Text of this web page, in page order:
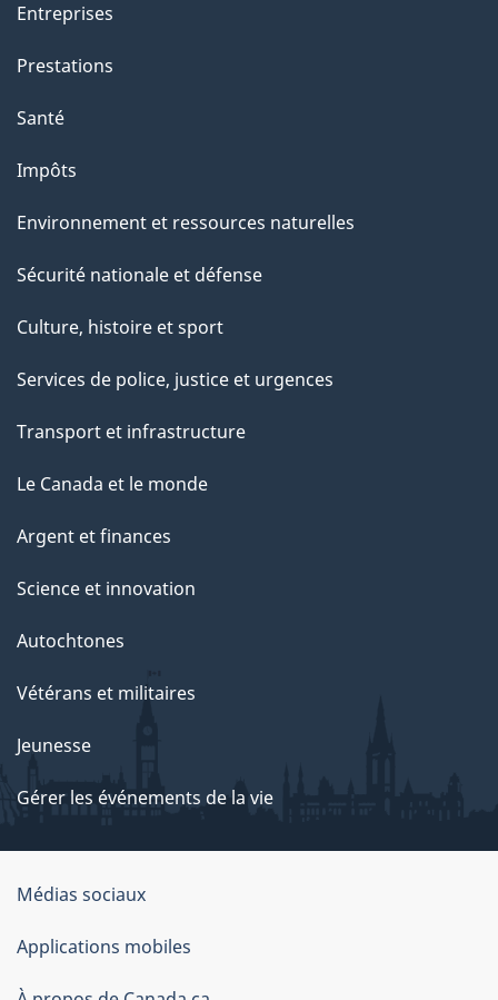
Entreprises
Prestations
Santé
Impôts
Environnement et ressources naturelles
Sécurité nationale et défense
Culture, histoire et sport
Services de police, justice et urgences
Transport et infrastructure
Le Canada et le monde
Argent et finances
Science et innovation
Autochtones
Vétérans et militaires
Jeunesse
Gérer les événements de la vie
Organisation
du
gouvernement
Médias sociaux
Applications mobiles